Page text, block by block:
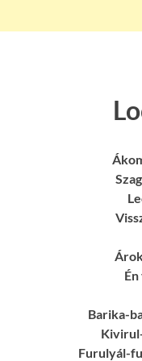
Barika-
Furulyál-